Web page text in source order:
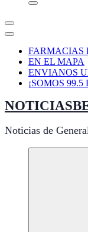
FARMACIAS
EN EL MAPA
ENVIANOS
¡SOMOS
Noticias de